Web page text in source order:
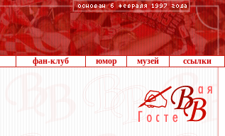
фан-клуб юмор музей ссылки